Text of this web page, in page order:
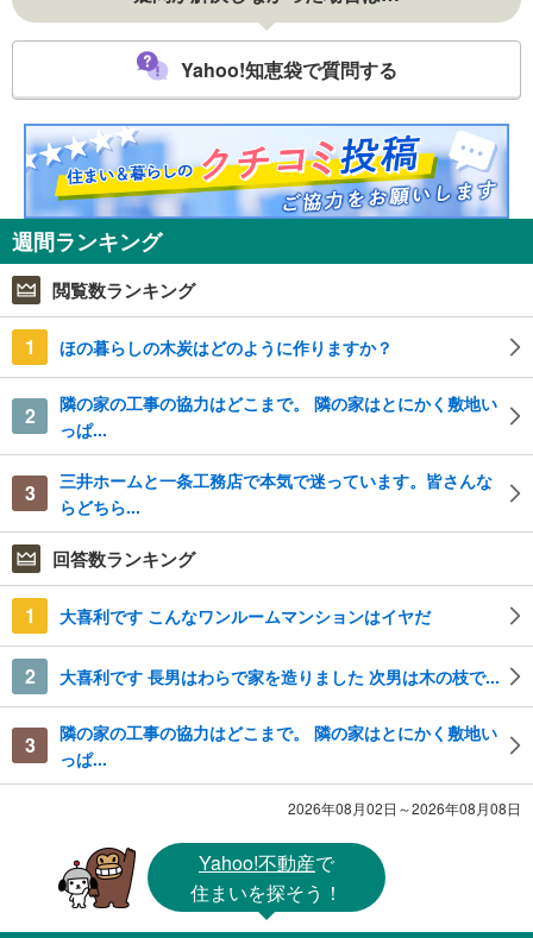
Yahoo!知恵袋で質問する
週間ランキング
閲覧数ランキング
1 ほの暮らしの木炭はどのように作りますか？
2
隣の家の工事の協力はどこまで。 隣の家はとにかく敷地い
っぱ...
3
三井ホームと一条工務店で本気で迷っています。皆さんな
らどちら...
回答数ランキング
1 大喜利です こんなワンルームマンションはイヤだ
2 大喜利です 長男はわらで家を造りました 次男は木の枝で...
3
隣の家の工事の協力はどこまで。 隣の家はとにかく敷地い
っぱ...
2026年08月02日～2026年08月08日
Yahoo!不動産で
住まいを探そう！